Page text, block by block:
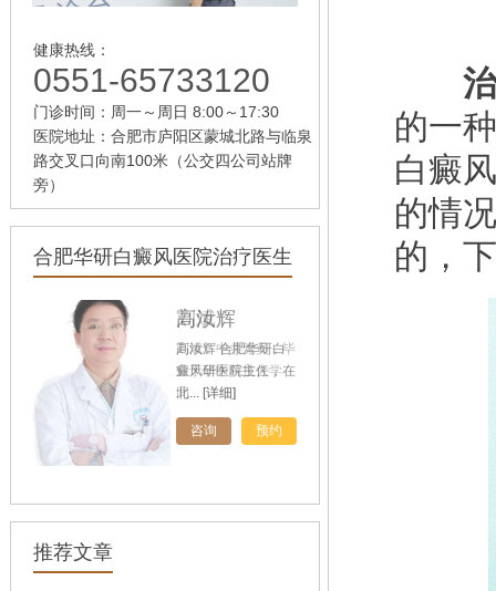
健康热线：
0551-65733120
门诊时间：周一～周日 8:00～17:30
医院地址：合肥市庐阳区蒙城北路与临泉
路交叉口向南100米（公交四公司站牌
旁）
合肥华研白癜风医院治疗医生
孙定英
[详细]
咨询 预约
高汝辉
[详细]
咨询 预约
刘斌
刘斌，中共党员，毕
业于华中科技大学
同... [详细]
咨询 预约
推荐文章
的一
白癜
的情
的，